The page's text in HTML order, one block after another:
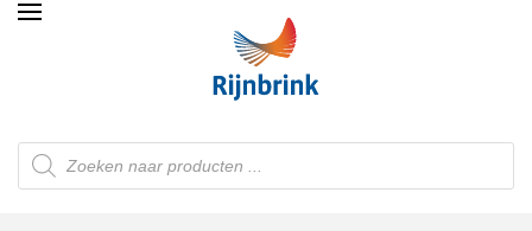
Skip to main content
Producten
zoeken